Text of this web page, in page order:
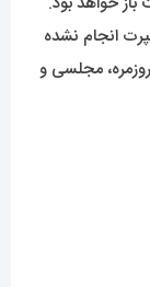
انجام نشده
مجلسی و